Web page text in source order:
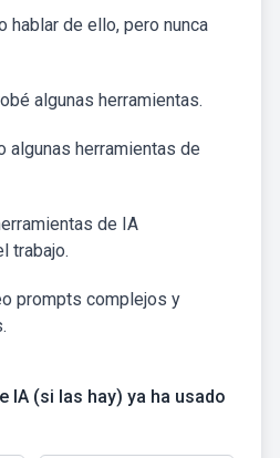
hablar de ello, pero nunca
algunas herramientas.
algunas herramientas de
de IA
trabajo.
prompts complejos y
IA (si las hay) ya ha usado